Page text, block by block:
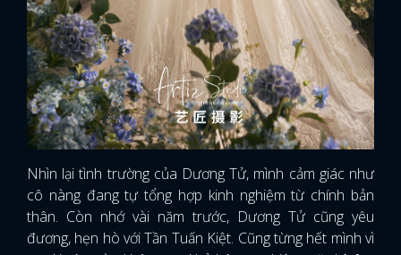
Nhìn lại tình trường của Dương Tử, mình cảm giác như
cô nàng đang tự tổng hợp kinh nghiệm từ chính bản
thân. Còn nhớ vài năm trước, Dương Tử cũng yêu
đương, hẹn hò với Tần Tuấn Kiệt. Cũng từng hết mình vì